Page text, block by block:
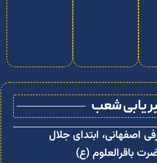
یابی شعب
۱: اشرفی اصفهانی، ابتدای جلال
باقرالعلوم (ع)